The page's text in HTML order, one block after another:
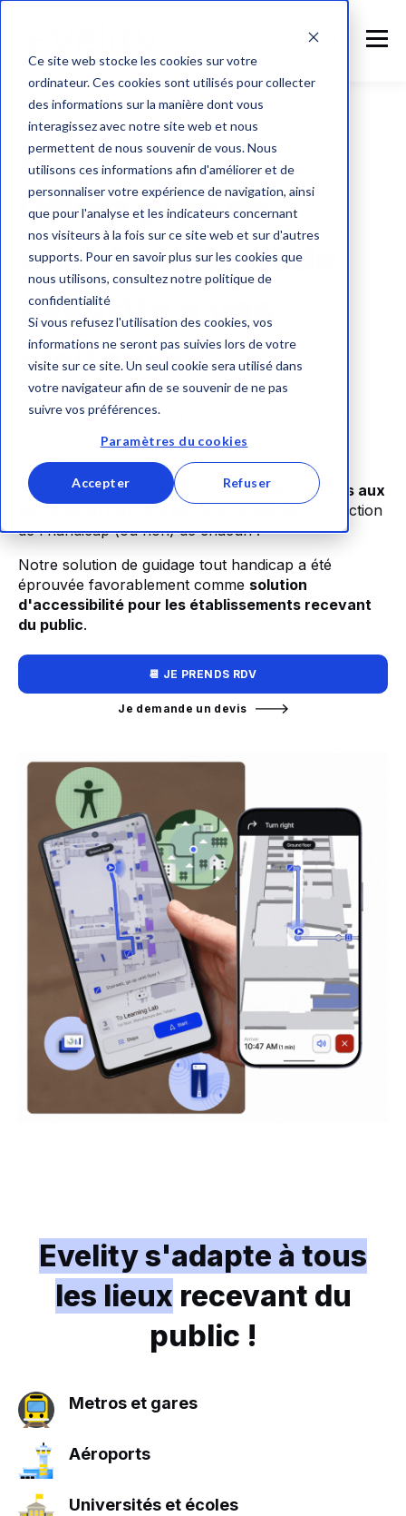
Ce site web stocke les cookies sur votre
ordinateur. Ces cookies sont utilisés pour collecter
des informations sur la manière dont vous
interagissez avec notre site web et nous
permettent de nous souvenir de vous. Nous
utilisons ces informations afin d'améliorer et de
personnaliser votre expérience de navigation, ainsi
que pour l'analyse et les indicateurs concernant
nos visiteurs à la fois sur ce site web et sur d'autres
supports. Pour en savoir plus sur les cookies que
nous utilisons, consultez notre politique de
confidentialité
Si vous refusez l'utilisation des cookies, vos
informations ne seront pas suivies lors de votre
visite sur ce site. Un seul cookie sera utilisé dans
votre navigateur afin de se souvenir de ne pas
suivre vos préférences.
Paramètres du cookies
Accepter Refuser
🏬 Evelity pour les ERP
Offrezplus de
spontanéité et de
sécuritéà vos
visiteurs
Les ERP se doivent d'être plus accessibles et de
faciliter la mobilité dans leurs bâtiments et aux
Evelity permet cette
mobilité autonome, l'accès aux
en fonction
de l'handicap (ou non) de chacun !
Notre solution de guidage tout handicap a été
éprouvée favorablement comme solution
d'accessibilité pour les établissements recevant
du public.
📆 JE PRENDS RDV
Je demande un devis
Evelity s'adapte à tous
les lieux recevant du
public !
Metros et gares
Aéroports
Universités et écoles